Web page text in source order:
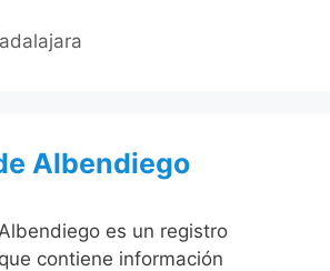
Albendiego
es un registro
contiene información